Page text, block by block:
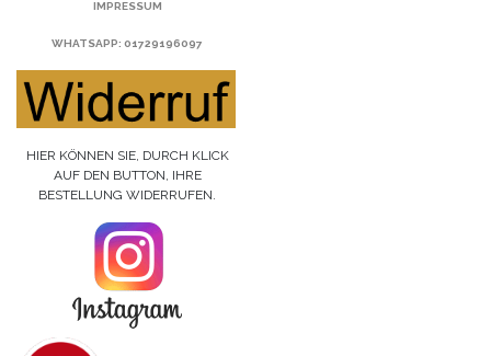
IMPRESSUM
WHATSAPP: 01729196097
HIER KÖNNEN SIE, DURCH KLICK
AUF DEN BUTTON, IHRE
BESTELLUNG WIDERRUFEN.